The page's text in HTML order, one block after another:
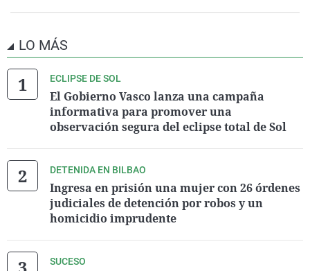
LO MÁS
ECLIPSE DE SOL
El Gobierno Vasco lanza una campaña
informativa para promover una
observación segura del eclipse total de Sol
DETENIDA EN BILBAO
Ingresa en prisión una mujer con 26 órdenes
judiciales de detención por robos y un
homicidio imprudente
SUCESO